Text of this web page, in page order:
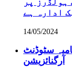
ادارہ ہے
14/05/2024
سٹوڈنٹ
آرگنائزیشن